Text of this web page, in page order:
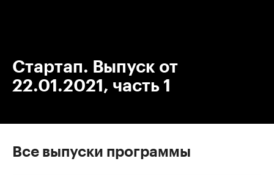
Стартап. Выпуск от
22.01.2021, часть 1
Все выпуски программы